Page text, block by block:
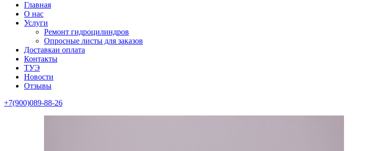
Главная
О нас
Услуги
Ремонт гидроцилиндров
Опросные листы для заказов
Доставкаи оплата
Контакты
ТУЭ
Новости
Отзывы
+7(900)089-88-26